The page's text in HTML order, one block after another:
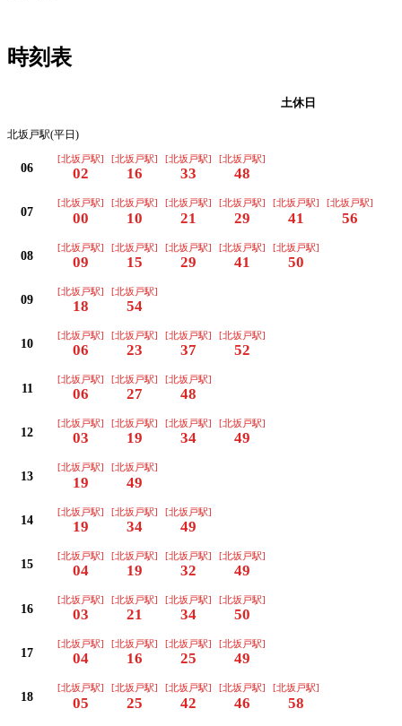
時刻表
土休日
北坂戸駅(平日)
06
[北坂戸駅]
02
[北坂戸駅]
16
[北坂戸駅]
33
[北坂戸駅]
48
07
[北坂戸駅]
00
[北坂戸駅]
10
[北坂戸駅]
21
[北坂戸駅]
29
[北坂戸駅]
41
[北坂戸駅]
56
08
[北坂戸駅]
09
[北坂戸駅]
15
[北坂戸駅]
29
[北坂戸駅]
41
[北坂戸駅]
50
09
[北坂戸駅]
18
[北坂戸駅]
54
10
[北坂戸駅]
06
[北坂戸駅]
23
[北坂戸駅]
37
[北坂戸駅]
52
11
[北坂戸駅]
06
[北坂戸駅]
27
[北坂戸駅]
48
12
[北坂戸駅]
03
[北坂戸駅]
19
[北坂戸駅]
34
[北坂戸駅]
49
13
[北坂戸駅]
19
[北坂戸駅]
49
14
[北坂戸駅]
19
[北坂戸駅]
34
[北坂戸駅]
49
15
[北坂戸駅]
04
[北坂戸駅]
19
[北坂戸駅]
32
[北坂戸駅]
49
16
[北坂戸駅]
03
[北坂戸駅]
21
[北坂戸駅]
34
[北坂戸駅]
50
17
[北坂戸駅]
04
[北坂戸駅]
16
[北坂戸駅]
25
[北坂戸駅]
49
18
[北坂戸駅]
05
[北坂戸駅]
25
[北坂戸駅]
42
[北坂戸駅]
46
[北坂戸駅]
58